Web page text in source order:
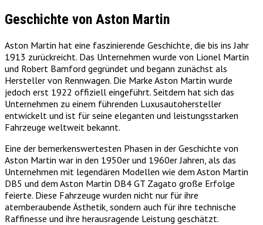
Geschichte von Aston Martin
Aston Martin hat eine faszinierende Geschichte, die bis ins Jahr
1913 zurückreicht. Das Unternehmen wurde von Lionel Martin
und Robert Bamford gegründet und begann zunächst als
Hersteller von Rennwagen. Die Marke Aston Martin wurde
jedoch erst 1922 offiziell eingeführt. Seitdem hat sich das
Unternehmen zu einem führenden Luxusautohersteller
entwickelt und ist für seine eleganten und leistungsstarken
Fahrzeuge weltweit bekannt.
Eine der bemerkenswertesten Phasen in der Geschichte von
Aston Martin war in den 1950er und 1960er Jahren, als das
Unternehmen mit legendären Modellen wie dem Aston Martin
DB5 und dem Aston Martin DB4 GT Zagato große Erfolge
feierte. Diese Fahrzeuge wurden nicht nur für ihre
atemberaubende Ästhetik, sondern auch für ihre technische
Raffinesse und ihre herausragende Leistung geschätzt.